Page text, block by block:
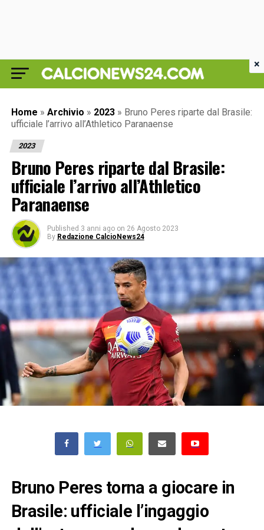
Home » Archivio » 2023 » Bruno Peres riparte dal Brasile:
ufficiale l’arrivo all’Athletico Paranaense
2023
Bruno Peres riparte dal Brasile:
ufficiale l’arrivo all’Athletico
Paranaense
Published 3 anni ago on 26 Agosto 2023
By Redazione CalcioNews24
Bruno Peres torna a giocare in
Brasile: ufficiale l’ingaggio
×